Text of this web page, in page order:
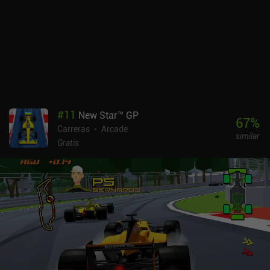
juegos de carreras arcade para móviles, y un éxito sorpresa para
mí. Las vibraciones son contundentes, los efectos especiales
geniales y la jugabilidad una recomendación fácil para cualquiera
#11 New Star™ GP
Carreras
Arcade
Gratis
67%
similar